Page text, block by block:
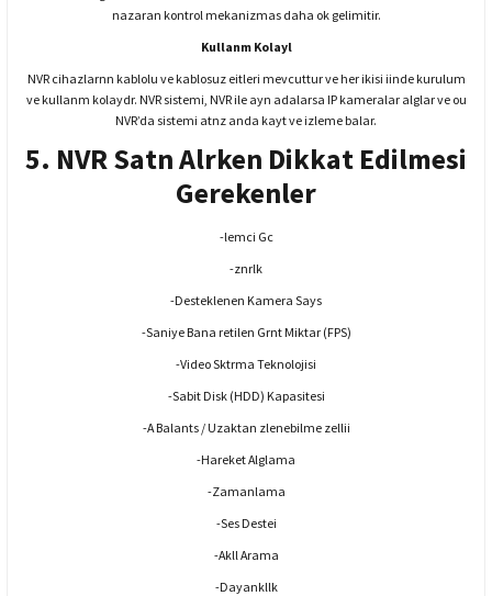
nazaran kontrol mekanizmas daha ok gelimitir.
Kullanm Kolayl
NVR cihazlarnn kablolu ve kablosuz eitleri mevcuttur ve her ikisi iinde kurulum
ve kullanm kolaydr. NVR sistemi, NVR ile ayn adalarsa IP kameralar alglar ve ou
NVR’da sistemi atnz anda kayt ve izleme balar.
5. NVR Satn Alrken Dikkat Edilmesi
Gerekenler
-lemci Gc
-znrlk
-Desteklenen Kamera Says
-Saniye Bana retilen Grnt Miktar (FPS)
-Video Sktrma Teknolojisi
-Sabit Disk (HDD) Kapasitesi
-A Balants / Uzaktan zlenebilme zellii
-Hareket Alglama
-Zamanlama
-Ses Destei
-Akll Arama
-Dayankllk